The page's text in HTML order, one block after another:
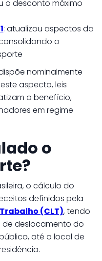
o desconto máximo
: atualizou aspectos da
o
nominalmente
aspecto, leis
o benefício,
em regime
o
o cálculo do
definidos pela
(CLT), tendo
de deslocamento do
até o local de